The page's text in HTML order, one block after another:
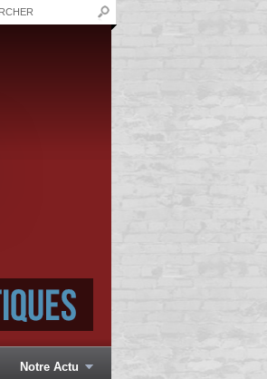
Notre Actu